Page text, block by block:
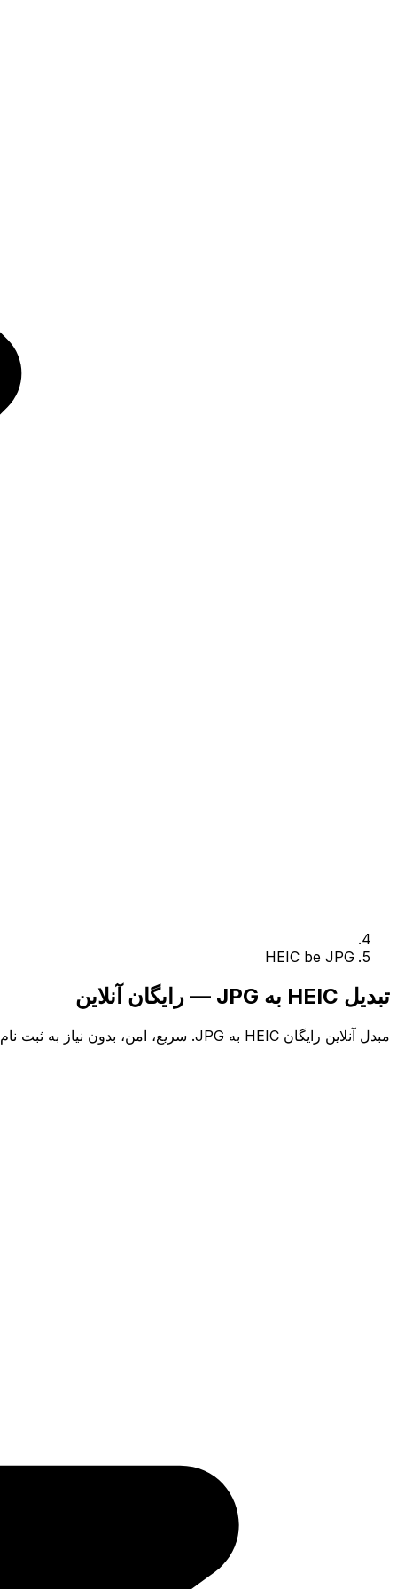
HEIC be JPG
تبدیل HEIC به JPG — رایگان آنلاین
مبدل آنلاین رایگان HEIC به JPG. سریع، امن، بدون نیاز به ثبت نام.